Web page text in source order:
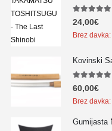
5.00out of
24,00€
Brez davka:
Kovinski
5.00out of
60,00€
Brez davka:
Gumijasta